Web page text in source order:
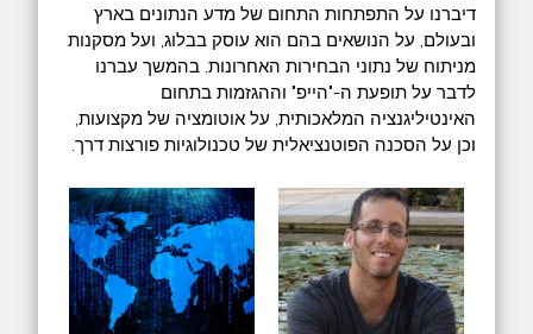
דיברנו על התפתחות התחום של מדע הנתונים בארץ
ובעולם, על הנושאים בהם הוא עוסק בבלוג, ועל מסקנות
מניתוח של נתוני הבחירות האחרונות. בהמשך עברנו
לדבר על תופעת ה-"הייפ" וההגזמות בתחום
האינטיליגנציה המלאכותית, על אוטומציה של מקצועות,
וכן על הסכנה הפוטנציאלית של טכנולוגיות פורצות דרך.